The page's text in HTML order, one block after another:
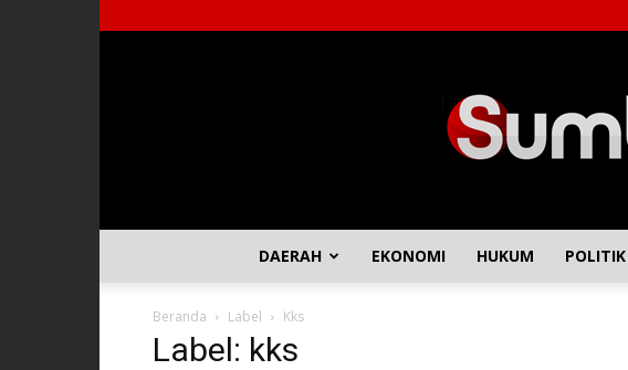
DAERAH EKONOMI HUKUM POLITIK
Beranda Label Kks
Label: kks